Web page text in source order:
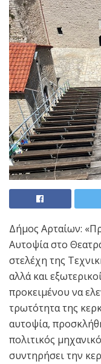
Δήμος Αρταίων:
Αυτοψία στο
στελέχη της
αλλά και
προκειμένου να
τρωτότητα της
αυτοψία,
πολιτικός
συντηρήσει την